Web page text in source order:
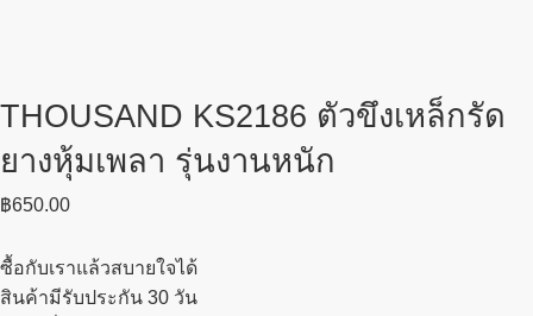
THOUSAND KS2186 ตัวขึงเหล็กรัด
ยางหุ้มเพลา รุ่นงานหนัก
฿650.00
ซื้อกับเราแล้วสบายใจได้
สินค้ามีรับประกัน 30 วัน